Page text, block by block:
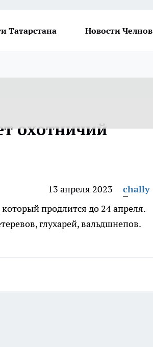
Татарстана Новости Челнов
охотничий
13 апреля 2023
chally
продлится до 24 апреля.
глухарей, вальдшнепов.